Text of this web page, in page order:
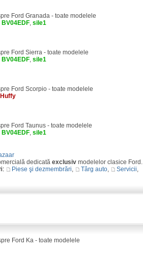
Ford Granada - toate modelele
BV04EDF, sile1
Ford Sierra - toate modelele
BV04EDF, sile1
Ford Scorpio - toate modelele
Huffy
Ford Taunus - toate modelele
BV04EDF, sile1
dedicată exclusivmodelelor clasice Ford.
Piese şi dezmembrări, Târg auto, Servicii,
Ford Ka - toate modelele